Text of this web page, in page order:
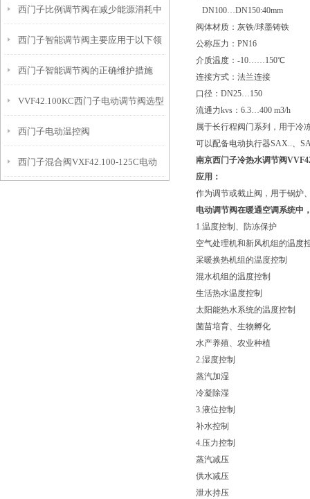
质
西门子比例调节阀在减少能源消耗中
的贡献
西门子智能调节阀主要应用于以下领
域中
西门子智能调节阀的正确维护措施
VVF42.100KC西门子电动调节阀选型
指导
西门子电动温控阀
VVF42.125KC+SKC62接线
西门子混合阀VXF42.100-125C电动
DN100…DN150:40mm
阀体材质：灰铁/球墨铸铁
公称压力：PN16
介质温度：-10……150℃
连接方式：法兰连接
口径：DN25…150
流通力kvs：6.3…400 m3/h
属于长行程阀门系列，用于冷
可以配备电动执行器SAX..、
南京西门子冷热水调节阀
应用：
作为调节或截止阀，用于锅炉
电动调节阀在暖通空调系统中
1.温度控制、防冻保护
空气处理机和新风机组的温度
采暖换热机组的温度控制
混水机组的温度控制
生活热水温度控制
太阳能热水系统的温度控制
菌苗培育、生物孵化
水产养殖、农业种植
2.湿度控制
蒸汽加湿
冷凝除湿
3.液位控制
补水控制
4.压力控制
蒸汽减压
供水减压
泄水持压